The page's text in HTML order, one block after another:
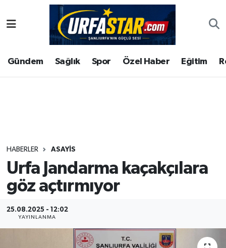
Gündem Sağlık Spor Özel Haber Eğitim
HABERLER ASAYİS
Urfa Jandarma kaçakçılara
göz açtırmıyor
25.08.2025 - 12:02
YAYINLANMA
ASAYİS
ÇEVRE
Gündem
Kültür
Magazin
Şanlıurfa Nöbetçi Eczaneler
Şanlıurfa Hava Durumu
Tüm Manşetler
Son Dakika Haberleri
Haber Arşivi